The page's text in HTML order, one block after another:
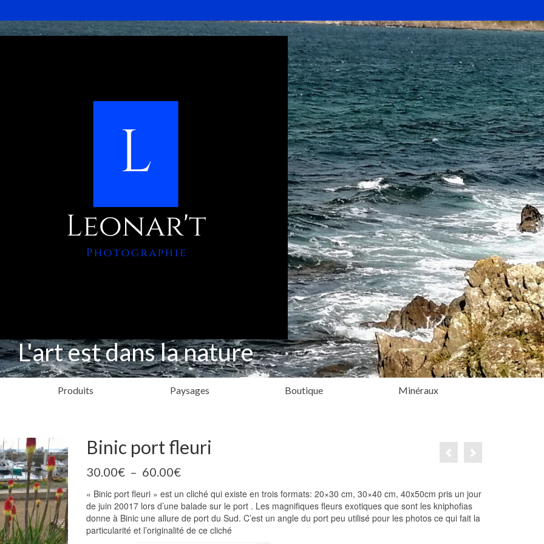
L'art est dans la nature
Produits Paysages Boutique Minéraux
Binic port fleuri
30.00€ – 60.00€Plage
prix :
30.00€
à
60.00€
« Binic port fleuri » est un cliché qui existe en trois formats: 20×30 cm, 30×40 cm, 40x50cm pris un jour
de juin 20017 lors d’une balade sur le port . Les magnifiques fleurs exotiques que sont les kniphofias
donne à Binic une allure de port du Sud. C’est un angle du port peu utilisé pour les photos ce qui fait la
particularité et l’originalité de ce cliché